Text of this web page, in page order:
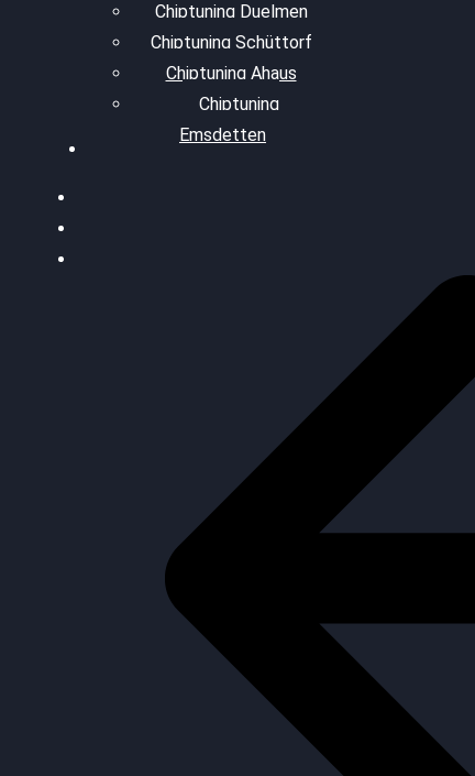
Chiptuning Duelmen
Chiptuning Schüttorf
Chiptuning Ahaus
Chiptuning
Emsdetten